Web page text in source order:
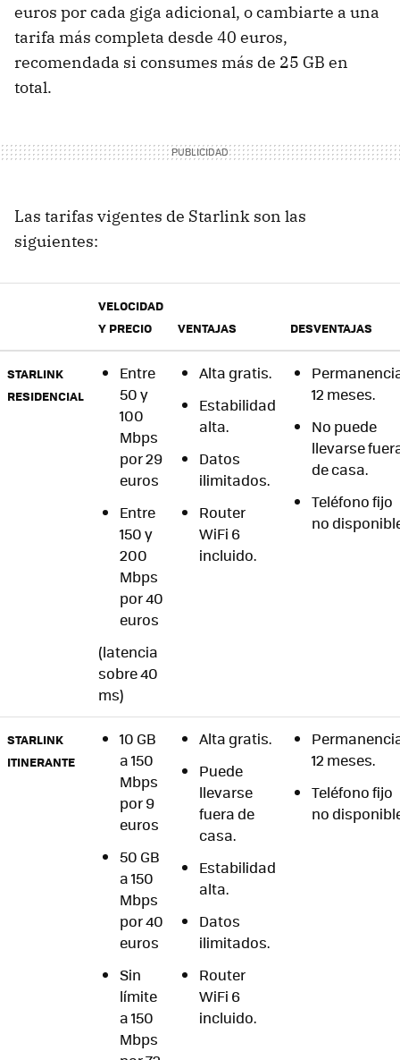
euros por cada giga adicional, o cambiarte a una
tarifa más completa desde 40 euros,
recomendada si consumes más de 25 GB en
total.
Las tarifas vigentes de Starlink son las
siguientes:
VELOCIDAD
Y PRECIO
VENTAJAS DESVENTAJAS
STARLINK
RESIDENCIAL
Entre
50 y
100
Mbps
por 29
euros
Entre
150 y
200
Mbps
por 40
euros
(latencia
sobre 40
ms)
Alta gratis.
Estabilidad
alta.
Datos
ilimitados.
Router
WiFi 6
incluido.
12 meses.
No puede
llevarse
de casa.
Teléfono fijo
no
STARLINK
ITINERANTE
10 GB
a 150
Mbps
por 9
euros
50 GB
a 150
Mbps
por 40
euros
Sin
límite
a 150
Mbps
Alta gratis.
Puede
llevarse
fuera de
casa.
Estabilidad
alta.
Datos
ilimitados.
Router
WiFi 6
incluido.
12 meses.
Teléfono fijo
no